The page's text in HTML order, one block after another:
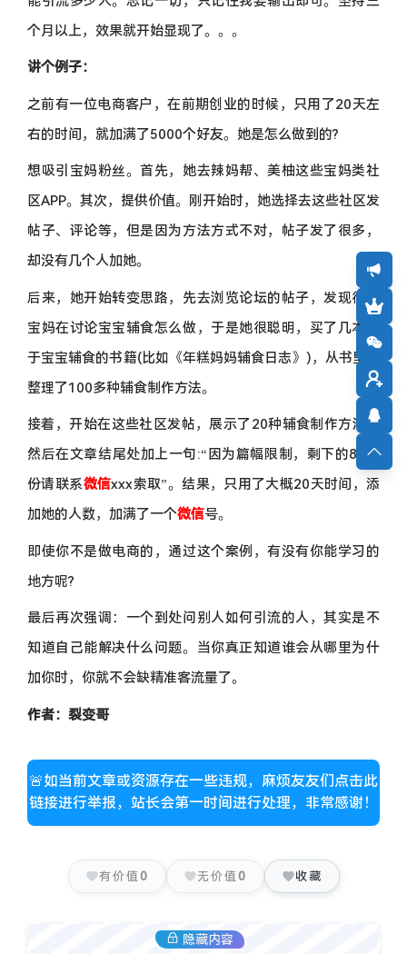
个月以上，效果就开始显现了。。。
讲个例子：
之前有一位电商客户，在前期创业的时候，只用了20天左
右的时间，就加满了5000个好友。她是怎么做到的?
想吸引宝妈粉丝。首先，她去辣妈帮、美柚这些宝妈类社
区APP。其次，提供价值。刚开始时，她选择去这些社区发
帖子、评论等，但是因为方法方式不对，帖子发了很多，
却没有几个人加她。
后来，她开始转变思路，先去浏览论坛的帖子，发现很多
宝妈在讨论宝宝辅食怎么做，于是她很聪明，买了几本关
于宝宝辅食的书籍(比如《年糕妈妈辅食日志》)，从书里面
整理了100多种辅食制作方法。
接着，开始在这些社区发帖，展示了20种辅食制作方法，
然后在文章结尾处加上一句:“因为篇幅限制，剩下的80多
份请联系微信xxx索取”。结果，只用了大概20天时间，添
加她的人数，加满了一个微信号。
即使你不是做电商的，通过这个案例，有没有你能学习的
地方呢?
最后再次强调：一个到处问别人如何引流的人，其实是不
知道自己能解决什么问题。当你真正知道谁会从哪里为什
加你时，你就不会缺精准客流量了。
作者：裂变哥
🚨如当前文章或资源存在一些违规，麻烦友友们点击此
链接进行举报，站长会第一时间进行处理，非常感谢！
有价值 0 无价值 0 收藏
隐藏内容